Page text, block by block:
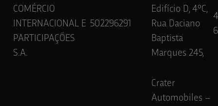
COMÉRCIO
INTERNACIONAL E
PARTICIPAÇÕES
S.A.
502296291
Edifício D, 4ºC,
Rua Daciano
Baptista
Marques 245,
Crater
Automobiles –